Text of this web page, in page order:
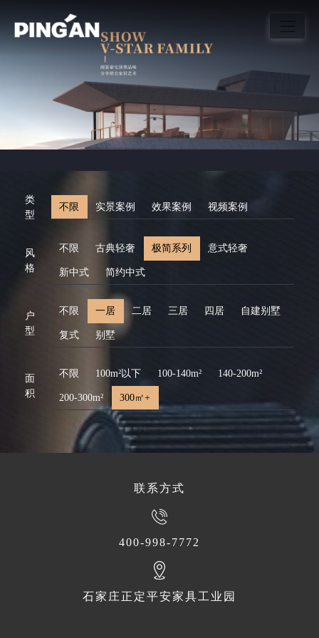
类
型
不限 实景案例 效果案例 视频案例
风
格
不限 古典轻奢 极简系列 意式轻奢
新中式 简约中式
户
型
不限 一居 二居 三居 四居 自建别墅
复式 别墅
面
积
不限 100m²以下 100-140m² 140-200m²
200-300m² 300㎡+
联系方式
400-998-7772
石家庄正定平安家具工业园